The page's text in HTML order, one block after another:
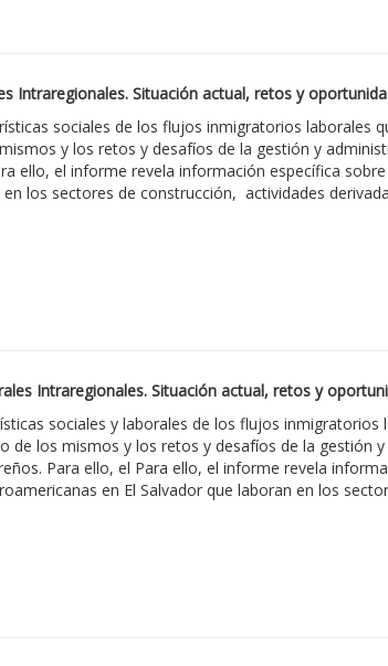
Intraregionales. Situación actual, retos y
sociales de los flujos inmigratorios laborales
y los retos y desafíos de la gestión y
ello, el informe revela información específica
los sectores de construcción, actividades
Intraregionales. Situación actual, retos y
sociales y laborales de los flujos
de los mismos y los retos y desafíos de la gestión
Para ello, el Para ello, el informe revela
en El Salvador que laboran en los